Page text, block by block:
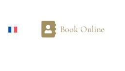
Book Online